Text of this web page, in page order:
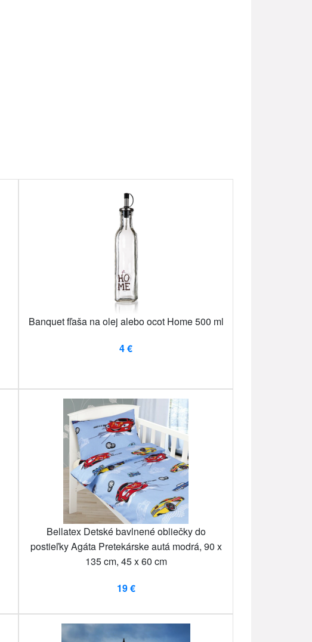
Banquet fľaša na olej alebo ocot Home 500 ml
4 €
Bellatex Detské bavlnené obliečky do
postieľky Agáta Pretekárske autá modrá, 90 x
135 cm, 45 x 60 cm
19 €